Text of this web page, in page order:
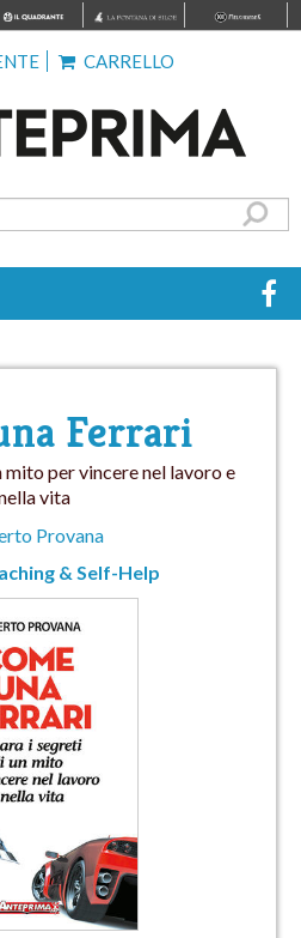
CARRELLO
Ferrari
mito per vincere nel lavoro e
vita
Provana
& Self-Help